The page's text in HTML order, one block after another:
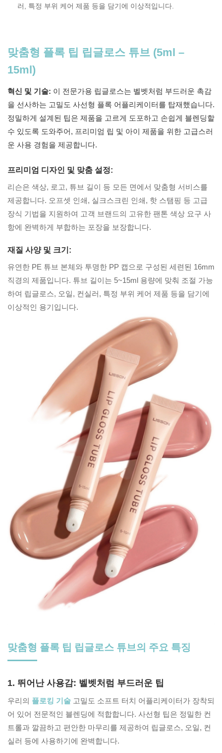
러, 특정 부위 케어 제품 등을 담기에 이상적입니다.
맞춤형 플록 팁 립글로스 튜브 (5ml –
15ml)
혁신 및 기술: 이 전문가용 립글로스는 벨벳처럼 부드러운 촉감
을 선사하는 고밀도 사선형 플록 어플리케이터를 탑재했습니다.
정밀하게 설계된 팁은 제품을 고르게 도포하고 손쉽게 블렌딩할
수 있도록 도와주어, 프리미엄 립 및 아이 제품을 위한 고급스러
운 사용 경험을 제공합니다.
프리미엄 디자인 및 맞춤 설정:
리슨은 색상, 로고, 튜브 길이 등 모든 면에서 맞춤형 서비스를
제공합니다. 오프셋 인쇄, 실크스크린 인쇄, 핫 스탬핑 등 고급
장식 기법을 지원하여 고객 브랜드의 고유한 팬톤 색상 요구 사
항에 완벽하게 부합하는 포장을 보장합니다.
재질 사양 및 크기:
유연한 PE 튜브 본체와 투명한 PP 캡으로 구성된 세련된 16mm
직경의 제품입니다. 튜브 길이는 5~15ml 용량에 맞춰 조절 가능
하여 립글로스, 오일, 컨실러, 특정 부위 케어 제품 등을 담기에
이상적인 용기입니다.
맞춤형 플록 팁 립글로스 튜브의 주요 특징
1. 뛰어난 사용감: 벨벳처럼 부드러운 팁
우리의 플로킹 기술 고밀도 소프트 터치 어플리케이터가 장착되
어 있어 전문적인 블렌딩에 적합합니다. 사선형 팁은 정밀한 컨
트롤과 깔끔하고 편안한 마무리를 제공하여 립글로스, 오일, 컨
실러 등에 사용하기에 완벽합니다.